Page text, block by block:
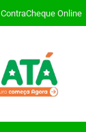
ContraCheque Online